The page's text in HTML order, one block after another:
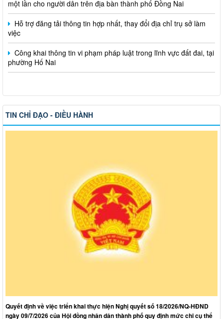
Hỗ trợ đăng tải thông tin hợp nhất, thay đổi địa chỉ trụ sở làm
việc
Công khai thông tin vi phạm pháp luật trong lĩnh vực đất đai, tại
phường Hố Nai
TIN CHỈ ĐẠO - ĐIỀU HÀNH
Quyết định về việc triển khai thực hiện Nghị quyết số 18/2026/NQ-HĐND
ngày 09/7/2026 của Hội đồng nhân dân thành phố quy định mức chi cụ thể